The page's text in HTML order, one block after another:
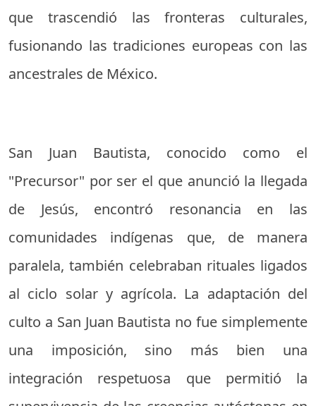
que trascendió las fronteras culturales,
fusionando las tradiciones europeas con las
ancestrales de México.
San Juan Bautista, conocido como el
"Precursor" por ser el que anunció la llegada
de Jesús, encontró resonancia en las
comunidades indígenas que, de manera
paralela, también celebraban rituales ligados
al ciclo solar y agrícola. La adaptación del
culto a San Juan Bautista no fue simplemente
una imposición, sino más bien una
integración respetuosa que permitió la